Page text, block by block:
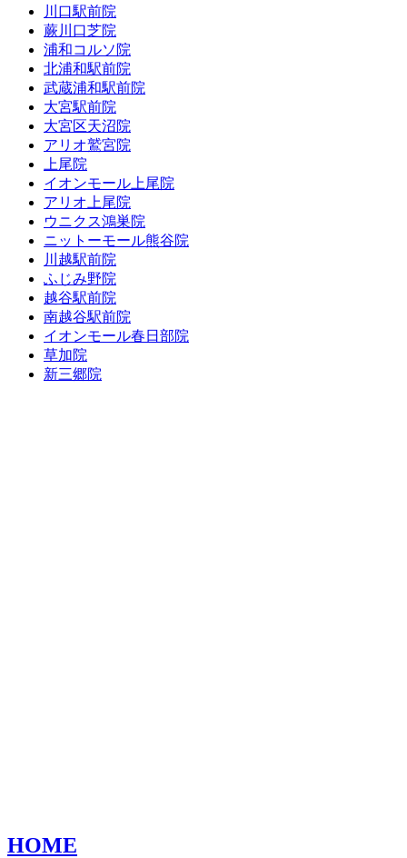
川口駅前院
蕨川口芝院
浦和コルソ院
北浦和駅前院
武蔵浦和駅前院
大宮駅前院
大宮区天沼院
アリオ鷲宮院
上尾院
イオンモール上尾院
アリオ上尾院
ウニクス鴻巣院
ニットーモール熊谷院
川越駅前院
ふじみ野院
越谷駅前院
南越谷駅前院
イオンモール春日部院
草加院
新三郷院
HOME